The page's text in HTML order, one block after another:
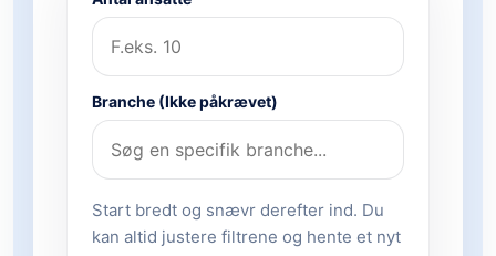
Branche (Ikke påkrævet)
Start bredt og snævr derefter ind. Du
kan altid justere filtrene og hente et nyt